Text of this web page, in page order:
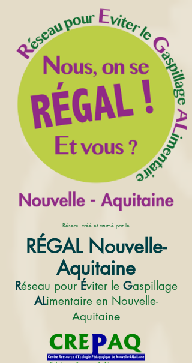
Réseau créé et animé par le
RÉGAL Nouvelle-
Aquitaine
Réseau pour Éviter le Gaspillage
ALimentaire en Nouvelle-
Aquitaine